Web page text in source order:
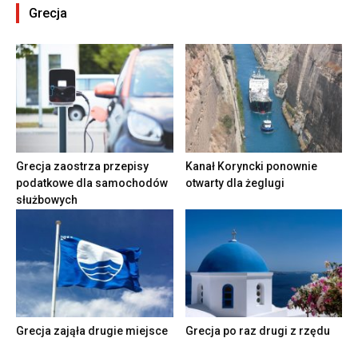
Grecja
Grecja zaostrza przepisy
podatkowe dla samochodów
służbowych
Kanał Koryncki ponownie
otwarty dla żeglugi
Grecja zająła drugie miejsce
Grecja po raz drugi z rzędu